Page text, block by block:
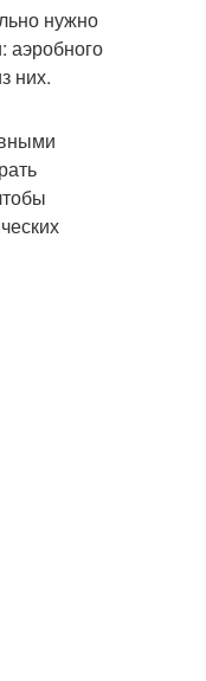
нужно
аэробного
них.